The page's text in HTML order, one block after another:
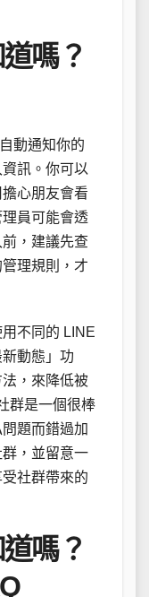
嗎？
動通知你的
訊。你可以
心朋友會看
員可能會透
，建議先查
理規則，才
不同的 LINE
動態」功
，來降低被
群是一個很棒
題而錯過加
，並留意一
社群帶來的
嗎？